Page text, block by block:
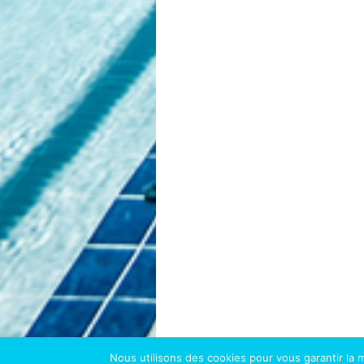
Nous utilisons des cookies pour vous garantir